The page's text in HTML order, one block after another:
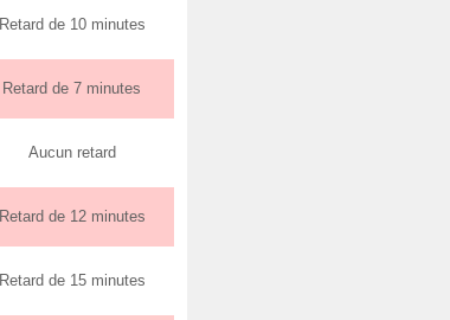
Retard de 10 minutes
Retard de 7 minutes
Aucun retard
Retard de 12 minutes
Retard de 15 minutes